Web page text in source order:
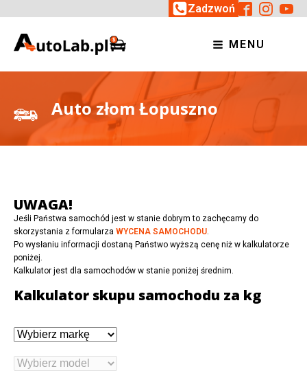
Zadzwoń
MENU
Auto złom Łopuszno
UWAGA!
Jeśli Państwa samochód jest w stanie dobrym to zachęcamy do
skorzystania z formularza WYCENA SAMOCHODU.
Po wysłaniu informacji dostaną Państwo wyższą cenę niż w kalkulatorze
poniżej.
Kalkulator jest dla samochodów w stanie poniżej średnim.
Kalkulator skupu samochodu za kg